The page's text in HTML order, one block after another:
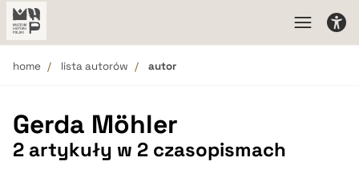
home lista autorów autor
Gerda Möhler
2 artykuły w 2 czasopismach